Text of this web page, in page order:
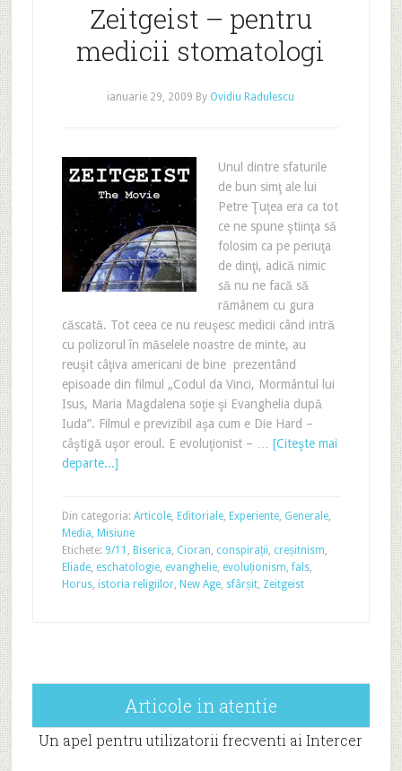
Zeitgeist – pentru
medicii stomatologi
ianuarie 29, 2009 By Ovidiu Radulescu
Unul dintre sfaturile
de bun simţ ale lui
Petre Ţuţea era ca tot
ce ne spune ştiinţa să
folosim ca pe periuţa
de dinţi, adică nimic
să nu ne facă să
rămânem cu gura
căscată. Tot ceea ce nu reuşesc medicii când intră
cu polizorul în măselele noastre de minte, au
reuşit câţiva americani de bine prezentând
episoade din filmul „Codul da Vinci, Mormântul lui
Isus, Maria Magdalena soţie şi Evanghelia după
Iuda”. Filmul e previzibil aşa cum e Die Hard –
câştigă uşor eroul. E evoluţionist – … [Citeşte mai
departe...]
Din categoria: Articole, Editoriale, Experiente, Generale,
Media, Misiune
Etichete: 9/11 , Biserica, Cioran, conspirații, creșitnism,
Eliade, eschatologie, evanghelie, evoluționism,fals,
Horus, istoria religiilor, New Age, sfârșit, Zeitgeist
Articole in atentie
Un apel pentru utilizatorii frecventi ai Intercer